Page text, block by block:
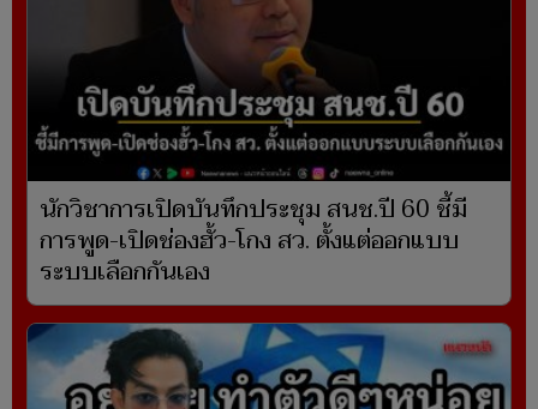
นักวิชาการเปิดบันทึกประชุม สนช.ปี 60 ชี้มี
การพูด-เปิดช่องฮั้ว-โกง สว. ตั้งแต่ออกแบบ
ระบบเลือกกันเอง